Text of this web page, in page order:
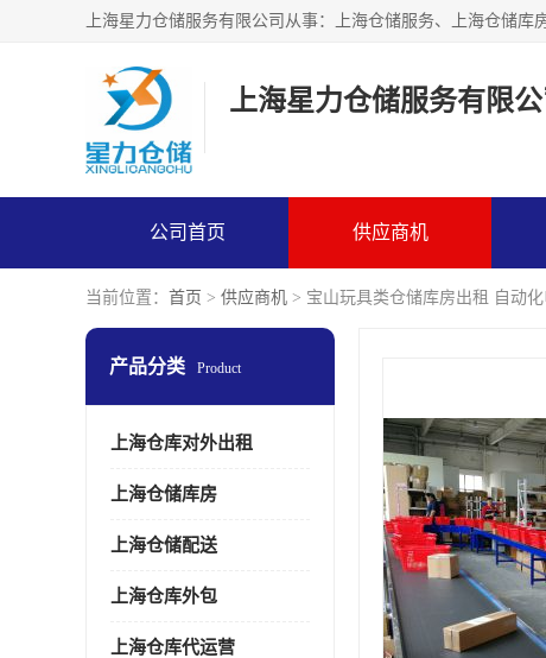
上海星力仓储服务有限公
公司首页 供应商机
当前位置： 首页 > 供应商机 > 宝山玩具类仓储库房出租 自动
产品分类 Product
上海仓库对外出租
上海仓储库房
上海仓储配送
上海仓库外包
上海仓库代运营